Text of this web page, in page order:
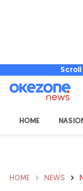
HOME
HOME NEWS